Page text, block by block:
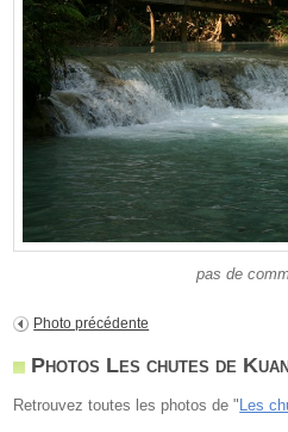
pas de
Photo précédente
Photos Les chutes de
Retrouvez toutes les photos de "Les